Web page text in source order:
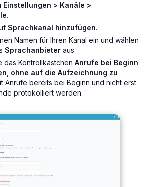
Einstellungen > Kanäle >
.
Sprachkanal hinzufügen.
Namen für Ihren Kanal ein und wählen
Sprachanbieter aus.
das Kontrollkästchen Anrufe bei Beginn
ohne auf die Aufzeichnung zu
Anrufe bereits bei Beginn und nicht erst
protokolliert werden.